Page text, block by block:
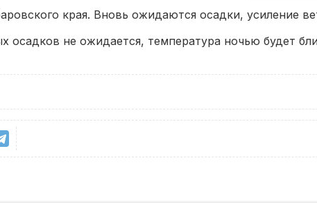
края. Вновь ожидаются осадки, усиление
не ожидается, температура ночью будет